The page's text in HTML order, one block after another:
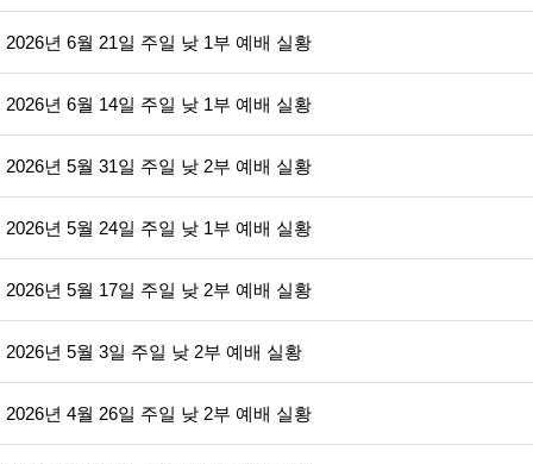
2026년 6월 21일 주일 낮 1부 예배 실황
2026년 6월 14일 주일 낮 1부 예배 실황
2026년 5월 31일 주일 낮 2부 예배 실황
2026년 5월 24일 주일 낮 1부 예배 실황
2026년 5월 17일 주일 낮 2부 예배 실황
2026년 5월 3일 주일 낮 2부 예배 실황
2026년 4월 26일 주일 낮 2부 예배 실황